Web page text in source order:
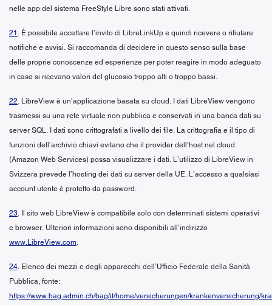
nelle app del sistema FreeStyle Libre sono stati attivati.
21 . È possibile accettare l’invito di LibreLinkUp e quindi ricevere o rifiutare
notifiche e avvisi. Si raccomanda di decidere in questo senso sulla base
delle proprie conoscenze ed esperienze per poter reagire in modo adeguato
in caso si ricevano valori del glucosio troppo alti o troppo bassi.
22. LibreView è un’applicazione basata su cloud. I dati LibreView vengono
trasmessi su una rete virtuale non pubblica e conservati in una banca dati su
server SQL. I dati sono crittografati a livello dei file. La crittografia e il tipo di
funzioni dell’archivio chiavi evitano che il provider dell’host nel cloud
(Amazon Web Services) possa visualizzare i dati. L’utilizzo di LibreView in
Svizzera prevede l’hosting dei dati su server della UE. L’accesso a qualsiasi
account utente è protetto da password.
23. Il sito web LibreView è compatibile solo con determinati sistemi operativi
e browser. Ulteriori informazioni sono disponibili all’indirizzo
www.LibreView.com.
24. Elenco dei mezzi e degli apparecchi dell’Ufficio Federale della Sanità
Pubblica, fonte:
https://www.bag.admin.ch/bag/it/home/versicherungen/krankenversicherung/